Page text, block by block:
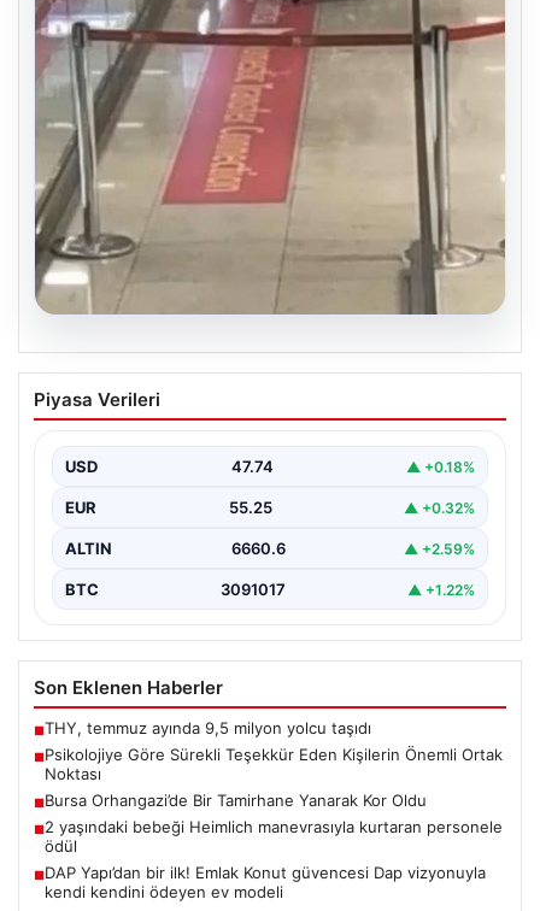
05.08.2026
2 yaşındaki bebeği Heimlich
manevrasıyla kurtaran personele ödül
Kurtaran Görevlilere Ödül Verildi”, “content”: “ İstanbul
Sabiha…
Piyasa Verileri
USD 47.74 ▲ +0.18%
EUR 55.25 ▲ +0.32%
ALTIN 6660.6 ▲ +2.59%
BTC 3091017 ▲ +1.22%
Son Eklenen Haberler
■THY, temmuz ayında 9,5 milyon yolcu taşıdı
■Psikolojiye Göre Sürekli Teşekkür Eden Kişilerin Önemli Ortak
Noktası
■Bursa Orhangazi’de Bir Tamirhane Yanarak Kor Oldu
■2 yaşındaki bebeği Heimlich manevrasıyla kurtaran personele
ödül
■DAP Yapı’dan bir ilk! Emlak Konut güvencesi Dap vizyonuyla
kendi kendini ödeyen ev modeli